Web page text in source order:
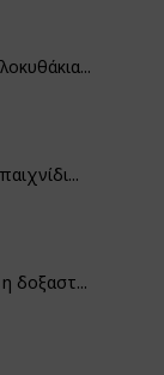
δοξαστ...